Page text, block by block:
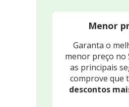
Menor
Garanta o
menor preço no
as principais
comprove que
descontos